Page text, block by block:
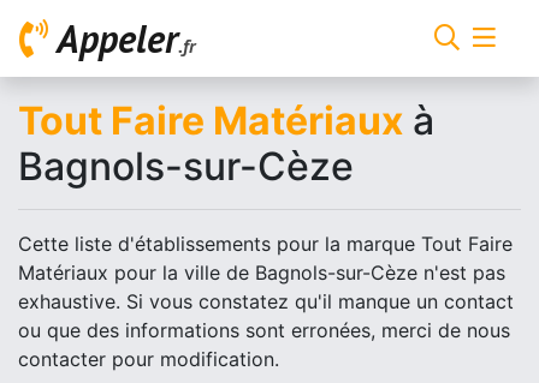
Appeler.fr
Tout Faire Matériaux à
Bagnols-sur-Cèze
Cette liste d'établissements pour la marque Tout Faire
Matériaux pour la ville de Bagnols-sur-Cèze n'est pas
exhaustive. Si vous constatez qu'il manque un contact
ou que des informations sont erronées, merci de nous
contacter pour modification.